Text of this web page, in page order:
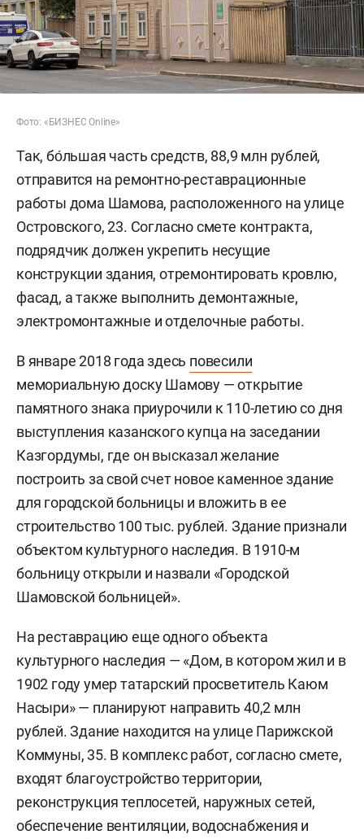
Фото: «БИЗНЕС Online»
Так, бо́льшая часть средств, 88,9 млн рублей,
отправится на ремонтно-реставрационные
работы дома Шамова, расположенного на улице
Островского, 23. Согласно смете контракта,
подрядчик должен укрепить несущие
конструкции здания, отремонтировать кровлю,
фасад, а также выполнить демонтажные,
электромонтажные и отделочные работы.
В январе 2018 года здесь повесили
мемориальную доску Шамову — открытие
памятного знака приурочили к 110-летию со дня
выступления казанского купца на заседании
Казгордумы, где он высказал желание
построить за свой счет новое каменное здание
для городской больницы и вложить в ее
строительство 100 тыс. рублей. Здание признали
объектом культурного наследия. В 1910-м
больницу открыли и назвали «Городской
Шамовской больницей».
На реставрацию еще одного объекта
культурного наследия — «Дом, в котором жил и в
1902 году умер татарский просветитель Каюм
Насыри» — планируют направить 40,2 млн
рублей. Здание находится на улице Парижской
Коммуны, 35. В комплекс работ, согласно смете,
входят благоустройство территории,
реконструкция теплосетей, наружных сетей,
обеспечение вентиляции, водоснабжения и